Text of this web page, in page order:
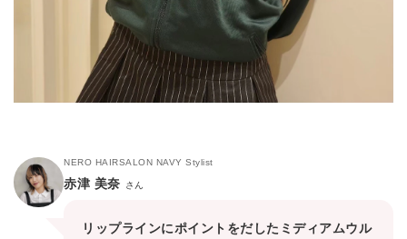
NERO HAIRSALON NAVY Stylist
赤津 美奈 さん
リップラインにポイントをだしたミディアムウル